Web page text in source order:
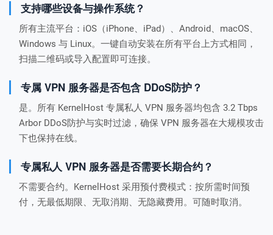
支持哪些设备与操作系统？
所有主流平台：iOS（iPhone、iPad）、Android、macOS、
Windows 与 Linux。一键自动安装在所有平台上方式相同，
扫描二维码或导入配置即可连接。
专属 VPN 服务器是否包含 DDoS防护？
是。所有 KernelHost 专属私人 VPN 服务器均包含 3.2 Tbps
Arbor DDoS防护与实时过滤，确保 VPN 服务器在大规模攻击
下也保持在线。
专属私人 VPN 服务器是否需要长期合约？
不需要合约。KernelHost 采用预付费模式：按所需时间预
付，无最低期限、无取消期、无隐藏费用。可随时取消。